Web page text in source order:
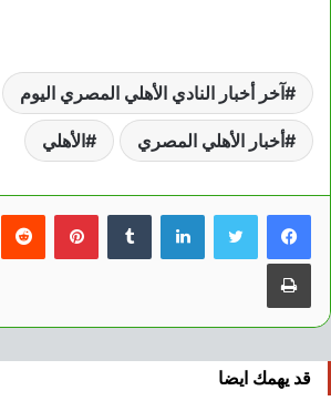
آخر أخبار النادي الأهلي المصري اليوم
أخبار الأهلي المصري الأهلي
لينكدإن بينتيريست
طباعة
قد يهمك ايضا